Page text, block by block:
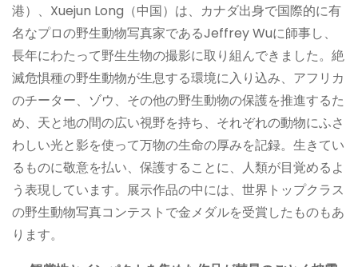
港）、Xuejun Long（中国）は、カナダ出身で国際的に有
名なプロの野生動物写真家であるJeffrey Wuに師事し、
長年にわたって野生生物の撮影に取り組んできました。絶
滅危惧種の野生動物が生息する環境に入り込み、アフリカ
のチーター、ゾウ、その他の野生動物の保護を推進するた
め、天と地の間の広い視野を持ち、それぞれの動物にふさ
わしい光と影を使って万物の生命の厚みを記録。生きてい
るものに敬意を払い、保護することに、人類が目覚めるよ
う表現しています。展示作品の中には、世界トップクラス
の野生動物写真コンテストで金メダルを受賞したものもあ
ります。